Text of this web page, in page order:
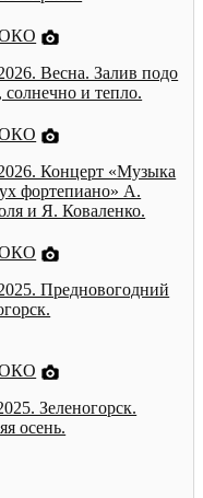
Весна. Залив подо
солнечно и тепло.
Концерт «Музыка
фортепиано» А.
и Я. Коваленко.
Предновогодний
Зеленогорск.
осень.